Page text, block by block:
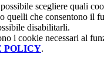
scegliere quali
quelli che consentono il
disabilitarli.
i cookie necessari al
POLICY.